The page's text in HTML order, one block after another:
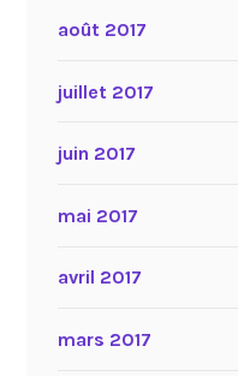
août 2017
juillet 2017
juin 2017
mai 2017
avril 2017
mars 2017